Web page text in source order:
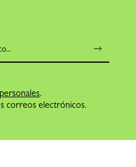
.
correos electrónicos.